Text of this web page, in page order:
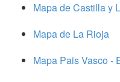
Mapa de Castilla y
Mapa de La Rioja
Mapa Pais Vasco -